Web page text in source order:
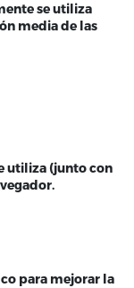
se utiliza
media de las
utiliza (junto con
para mejorar la